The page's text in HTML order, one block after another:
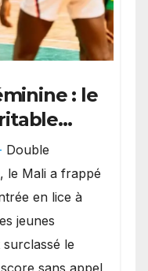
: le
inflige
au
Double
le Mali a frappé
en lice à
jeunes
le